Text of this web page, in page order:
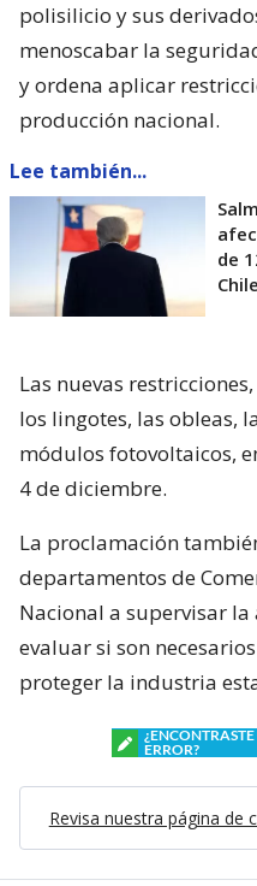
polisilicio y sus
menoscabar la
y ordena aplicar
producción nacional.
Lee también...
de
Chile
Las nuevas
los lingotes, las obleas,
módulos fotovoltaicos,
4 de diciembre.
La proclamación
departamentos de
Nacional a supervisar
evaluar si son
proteger la industria
ERROR?
Revisa nuestra página de